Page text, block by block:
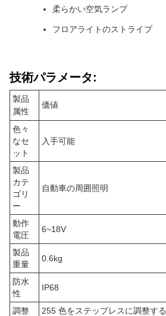
柔らかい空気ランプ
フロアライトのストライプ
技術パラメータ:
製品
属性
価値
色々
なセ
ット
入手可能
製品
カテ
ゴリ
ー
自動車の周囲照明
動作
電圧
6~18V
製品
重量
0.6kg
防水
性
IP68
調整 255 色をステップレスに調整する